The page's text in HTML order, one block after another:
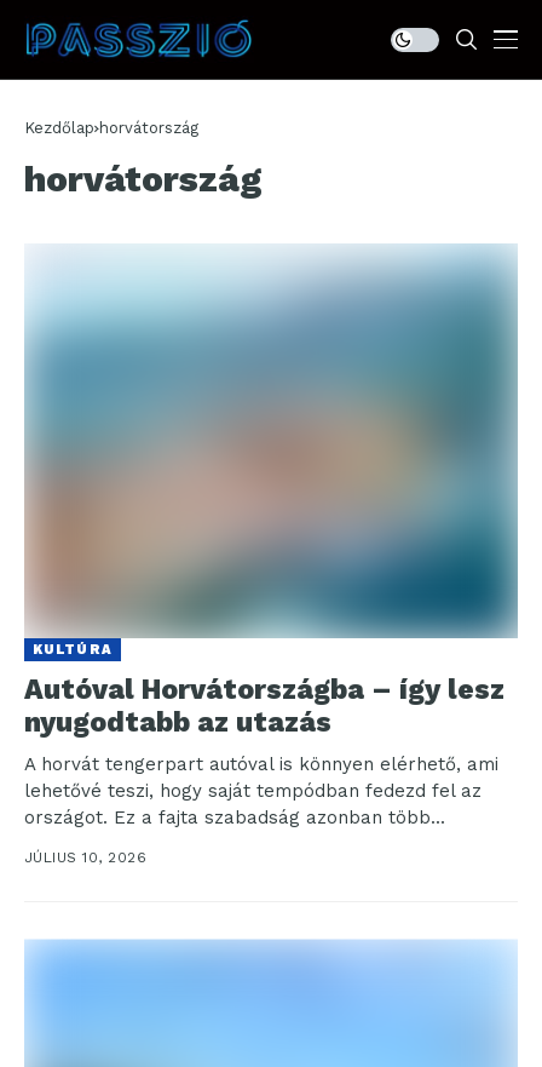
Kezdőlap horvátország
horvátország
KULTÚRA
Autóval Horvátországba – így lesz
nyugodtabb az utazás
A horvát tengerpart autóval is könnyen elérhető, ami
lehetővé teszi, hogy saját tempódban fedezd fel az
országot. Ez a fajta szabadság azonban több...
JÚLIUS 10, 2026